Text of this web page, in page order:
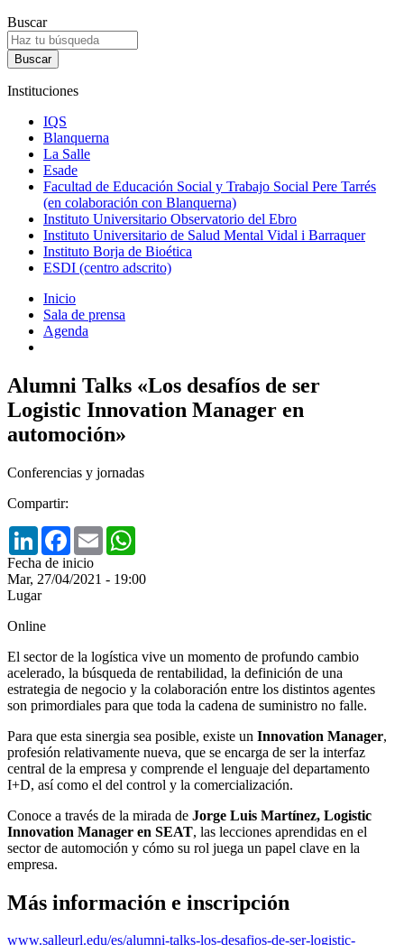
Buscar
Instituciones
IQS
Blanquerna
La Salle
Esade
Facultad de Educación Social y Trabajo Social Pere Tarrés
(en colaboración con Blanquerna)
Instituto Universitario Observatorio del Ebro
Instituto Universitario de Salud Mental Vidal i Barraquer
Instituto Borja de Bioética
ESDI (centro adscrito)
Inicio
Sala de prensa
Agenda
Alumni Talks «Los desafíos de ser
Logistic Innovation Manager en
automoción»
Conferencias y jornadas
Compartir:
LinkedInFacebook
Email
Fecha de inicio
Mar, 27/04/2021 - 19:00
Lugar
Online
El sector de la logística vive un momento de profundo cambio
acelerado, la búsqueda de rentabilidad, la definición de una
estrategia de negocio y la colaboración entre los distintos agentes
son primordiales para que toda la cadena de suministro no falle.
Para que esta sinergia sea posible, existe un Innovation Manager,
profesión relativamente nueva, que se encarga de ser la interfaz
central de la empresa y comprende el lenguaje del departamento
I+D, así como el del control y la comercialización.
Conoce a través de la mirada de Jorge Luis Martínez, Logistic
Innovation Manager en SEAT, las lecciones aprendidas en el
sector de automoción y cómo su rol juega un papel clave en la
empresa.
Más información e inscripción
www.salleurl.edu/es/alumni-talks-los-desafios-de-ser-logistic-